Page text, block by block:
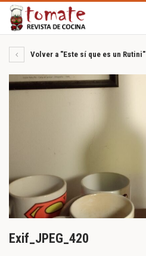
Volver a "Este sí que es un Rutini"
Exif_JPEG_420